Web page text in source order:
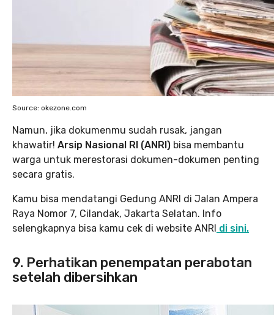
Source: okezone.com
Namun, jika dokumenmu sudah rusak, jangan
khawatir! Arsip Nasional RI (ANRI) bisa membantu
warga untuk merestorasi dokumen-dokumen penting
secara gratis.
Kamu bisa mendatangi Gedung ANRI di Jalan Ampera
Raya Nomor 7, Cilandak, Jakarta Selatan. Info
selengkapnya bisa kamu cek di website ANRI di sini.
9. Perhatikan penempatan perabotan
setelah dibersihkan